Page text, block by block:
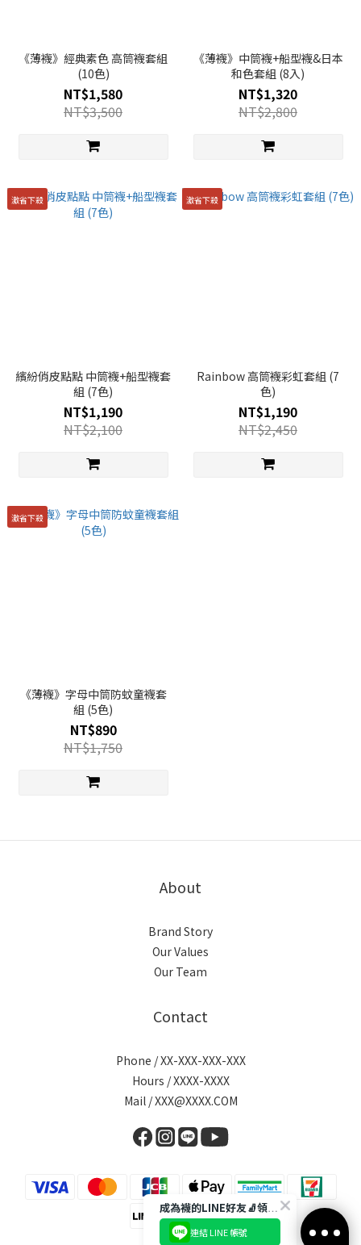
《薄襪》經典素色 高筒襪套組
(10色)
NT$1,580
NT$3,500
《薄襪》中筒襪+船型襪&日本
和色套組 (8入)
NT$1,320
NT$2,800
激省下殺
繽紛俏皮點點 中筒襪+船型襪套
組 (7色)
NT$1,190
NT$2,100
激省下殺
Rainbow 高筒襪彩虹套組 (7
色)
NT$1,190
NT$2,450
激省下殺
《薄襪》字母中筒防蚊童襪套
組 (5色)
NT$890
NT$1,750
About
Brand Story
Our Values
Our Team
Contact
Phone / XX-XXX-XXX-XXX
Hours / XXXX-XXXX
Mail / XXX@XXXX.COM
成為襪的LINE好友🧦領取$50折扣碼
連結 LINE 帳號